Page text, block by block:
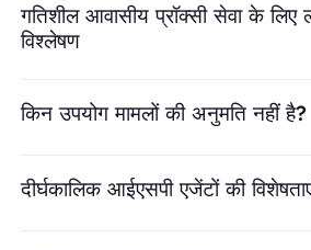
गतिशील आवासीय प्रॉक्सी सेवा के लिए
विश्लेषण
किन उपयोग मामलों की अनुमति नहीं है?
BestProxy धोखाधड़ी, स्पैम, नकली
दीर्घकालिक आईएसपी एजेंटों की